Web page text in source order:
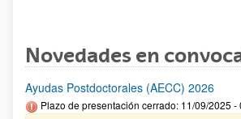
Novedades en
Ayudas Postdoctorales (AECC) 2026
Plazo de presentación cerrado: 11/09/2025 -